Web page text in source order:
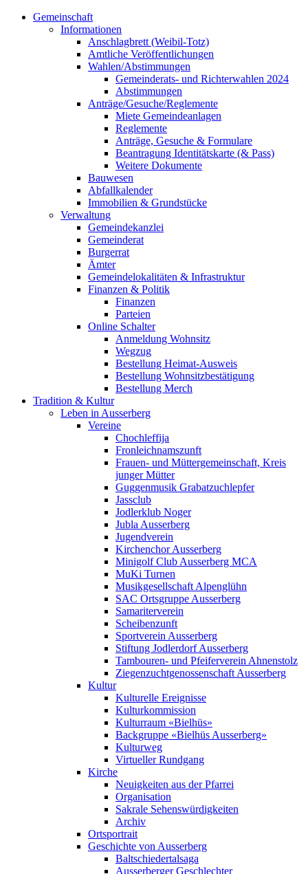
Gemeinschaft
Informationen
Anschlagbrett (Weibil-Totz)
Amtliche Veröffentlichungen
Wahlen/Abstimmungen
Gemeinderats- und Richterwahlen 2024
Abstimmungen
Anträge/Gesuche/Reglemente
Miete Gemeindeanlagen
Reglemente
Anträge, Gesuche & Formulare
Beantragung Identitätskarte (& Pass)
Weitere Dokumente
Bauwesen
Abfallkalender
Immobilien & Grundstücke
Verwaltung
Gemeindekanzlei
Gemeinderat
Burgerrat
Ämter
Gemeindelokalitäten & Infrastruktur
Finanzen & Politik
Finanzen
Parteien
Online Schalter
Anmeldung Wohnsitz
Wegzug
Bestellung Heimat-Ausweis
Bestellung Wohnsitzbestätigung
Bestellung Merch
Tradition & Kultur
Leben in Ausserberg
Vereine
Chochleffija
Fronleichnamszunft
Frauen- und Müttergemeinschaft, Kreis
junger Mütter
Guggenmusik Grabatzuchlepfer
Jassclub
Jodlerklub Noger
Jubla Ausserberg
Jugendverein
Kirchenchor Ausserberg
Minigolf Club Ausserberg MCA
MuKi Turnen
Musikgesellschaft Alpenglühn
SAC Ortsgruppe Ausserberg
Samariterverein
Scheibenzunft
Sportverein Ausserberg
Stiftung Jodlerdorf Ausserberg
Tambouren- und Pfeiferverein Ahnenstolz
Ziegenzuchtgenossenschaft Ausserberg
Kultur
Kulturelle Ereignisse
Kulturkommission
Kulturraum «Bielhüs»
Backgruppe «Bielhüs Ausserberg»
Kulturweg
Virtueller Rundgang
Kirche
Neuigkeiten aus der Pfarrei
Organisation
Sakrale Sehenswürdigkeiten
Archiv
Ortsportrait
Geschichte von Ausserberg
Baltschiedertalsaga
Ausserberger Geschlechter